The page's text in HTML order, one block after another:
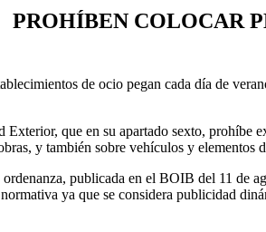
PROHÍBEN COLOCAR
de ocio pegan cada día de
que en su apartado sexto, prohíbe
y también sobre vehículos y elementos
publicada en el BOIB del 11 de
ya que se considera publicidad